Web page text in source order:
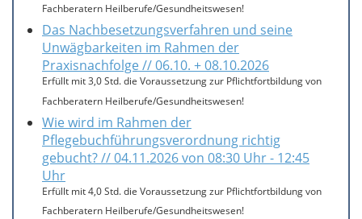
Fachberatern Heilberufe/Gesundheitswesen!
Das Nachbesetzungsverfahren und seine
Unwägbarkeiten im Rahmen der
Praxisnachfolge // 06.10. + 08.10.2026
Erfüllt mit 3,0 Std. die Voraussetzung zur Pflichtfortbildung von
Fachberatern Heilberufe/Gesundheitswesen!
Wie wird im Rahmen der
Pflegebuchführungsverordnung richtig
gebucht? // 04.11.2026 von 08:30 Uhr - 12:45
Uhr
Erfüllt mit 4,0 Std. die Voraussetzung zur Pflichtfortbildung von
Fachberatern Heilberufe/Gesundheitswesen!